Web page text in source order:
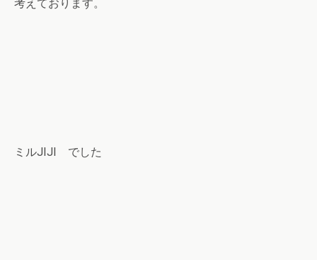
考えております。
ミルJIJI でした